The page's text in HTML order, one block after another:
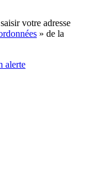
votre adresse
» de la
alerte